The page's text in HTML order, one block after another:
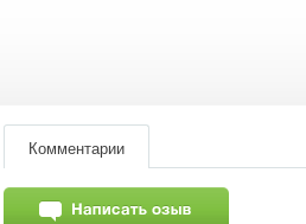
Комментарии